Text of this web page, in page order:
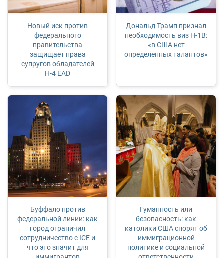
Новый иск против
федерального
правительства
защищает права
супругов обладателей
H‑4 EAD
Дональд Трамп признал
необходимость виз H-1B:
«в США нет
определенных талантов»
Буффало против
федеральной линии: как
город ограничил
сотрудничество с ICE и
что это значит для
Гуманность или
безопасность: как
католики США спорят об
иммиграционной
политике и социальной